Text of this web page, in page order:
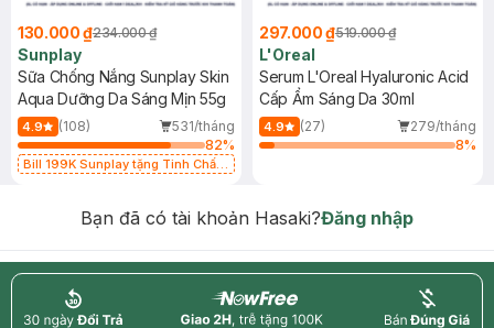
130.000 ₫234.000 ₫
Sunplay
Sữa Chống Nắng Sunplay Skin
Aqua Dưỡng Da Sáng Mịn 55g
4.9 (108)
531/tháng
82%
Bill 199K Sunplay tặng Tinh Chất
297.000 ₫519.000 ₫
L'Oreal
Serum L'Oreal Hyaluronic Acid
Cấp Ẩm Sáng Da 30ml
4.9 (27)
279/tháng
8%
Bạn đã có tài khoản Hasaki?Đăng nhập